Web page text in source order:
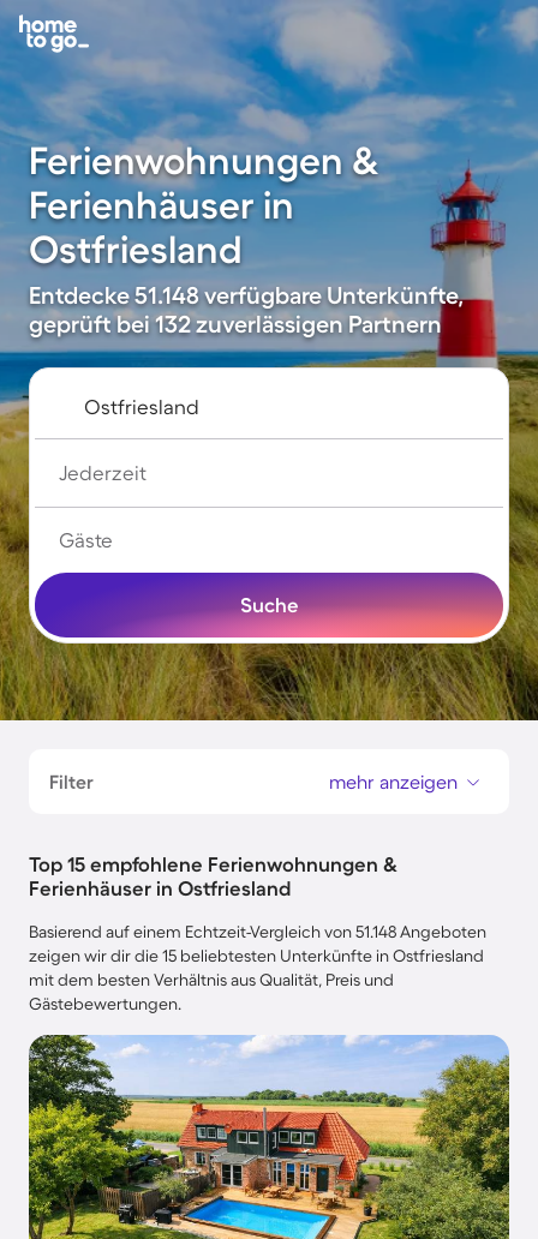
Ferienwohnungen &
Ferienhäuser in
Ostfriesland
Entdecke 51.148 verfügbare Unterkünfte,
geprüft bei 132 zuverlässigen Partnern
Jederzeit
Gäste
Suche
Filter mehr anzeigen
Top 15 empfohlene Ferienwohnungen &
Ferienhäuser in Ostfriesland
Basierend auf einem Echtzeit-Vergleich von 51.148 Angeboten
zeigen wir dir die 15 beliebtesten Unterkünfte in Ostfriesland
mit dem besten Verhältnis aus Qualität, Preis und
Gästebewertungen.